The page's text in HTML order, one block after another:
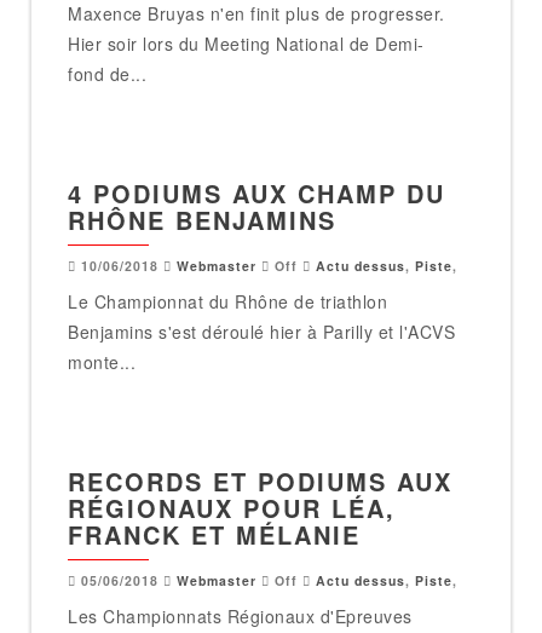
Maxence Bruyas n'en finit plus de progresser.
Hier soir lors du Meeting National de Demi-
fond de...
4 PODIUMS AUX CHAMP DU
RHÔNE BENJAMINS
10/06/2018 Webmaster Off Actu dessus, Piste,
Le Championnat du Rhône de triathlon
Benjamins s'est déroulé hier à Parilly et l'ACVS
monte...
RECORDS ET PODIUMS AUX
RÉGIONAUX POUR LÉA,
FRANCK ET MÉLANIE
05/06/2018 Webmaster Off Actu dessus, Piste,
Les Championnats Régionaux d'Epreuves